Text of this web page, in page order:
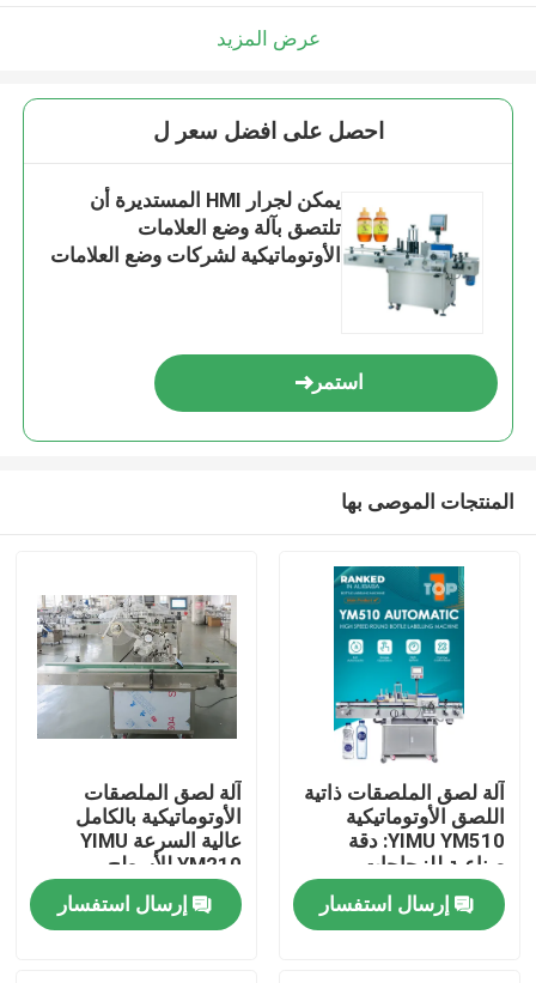
مسكن
منتجات
عرض المزيد
احصل على افضل سعر ل
يمكن لجرار HMI المستديرة أن
تلتصق بآلة وضع العلامات
الأوتوماتيكية لشركات وضع العلامات
استمر
المنتجات الموصى بها
آلة لصق الملصقات ذاتية
اللصق الأوتوماتيكية
YIMU YM510: دقة
صناعية للزجاجات
والبرطمانات متعددة
الأشكالإرسال استفسار
آلة لصق الملصقات
الأوتوماتيكية بالكامل
عالية السرعة YIMU
YM210 للأسطح
المسطحة المحمولة
للصناديق الكرتونية
إرسال استفسار